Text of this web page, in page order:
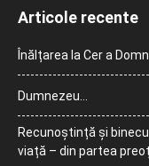
Articole recente
Înălțarea la Cer a
Dumnezeu…
Recunoștință și
viață – din partea